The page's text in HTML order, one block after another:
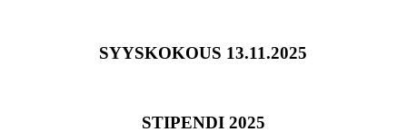
SYYSKOKOUS 13.11.2025
STIPENDI 2025